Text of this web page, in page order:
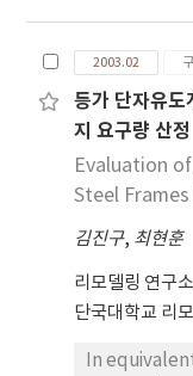
의 이력에너지
갈수록 점진
이력거동이
서의 층별 이
적으로 균등하
한 층에 집중
하여 보다 바
한 토사, 단층
형태는 거의
2003.02
등가 단자유도
지 요구량 산정
Evaluation
Steel
김진구, 최현훈
리모델링 연구소
단국대학교 리
In